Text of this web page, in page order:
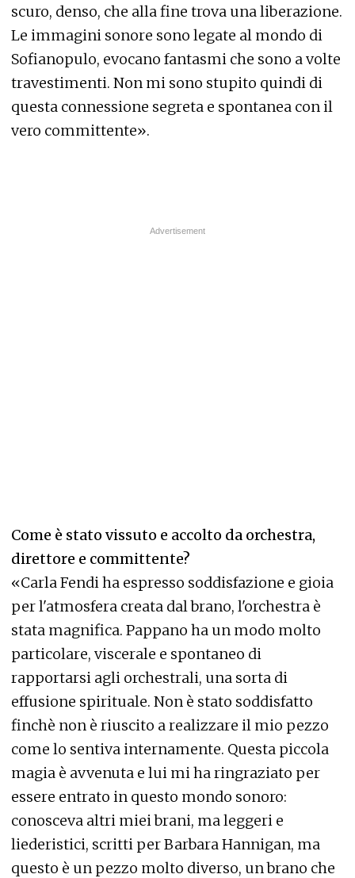
scuro, denso, che alla fine trova una liberazione.
Le immagini sonore sono legate al mondo di
Sofianopulo, evocano fantasmi che sono a volte
travestimenti. Non mi sono stupito quindi di
questa connessione segreta e spontanea con il
vero committente».
Come è stato vissuto e accolto da orchestra,
direttore e committente?
«Carla Fendi ha espresso soddisfazione e gioia
per l'atmosfera creata dal brano, l'orchestra è
stata magnifica. Pappano ha un modo molto
particolare, viscerale e spontaneo di
rapportarsi agli orchestrali, una sorta di
effusione spirituale. Non è stato soddisfatto
finchè non è riuscito a realizzare il mio pezzo
come lo sentiva internamente. Questa piccola
magia è avvenuta e lui mi ha ringraziato per
essere entrato in questo mondo sonoro:
conosceva altri miei brani, ma leggeri e
liederistici, scritti per Barbara Hannigan, ma
questo è un pezzo molto diverso, un brano che